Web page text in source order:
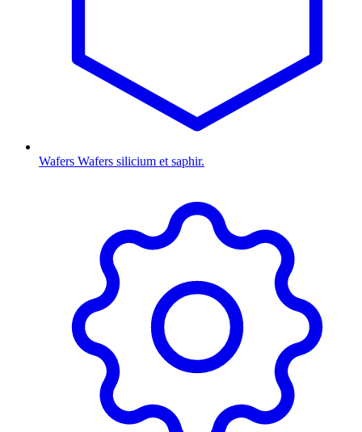
Wafers Wafers silicium et saphir.